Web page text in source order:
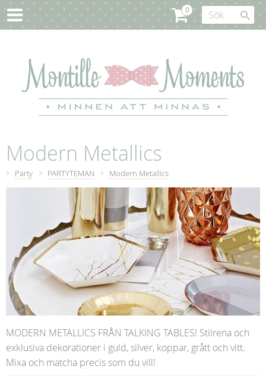
Modern Metallics
Party PARTYTEMAN Modern Metallics
MODERN METALLICS FRÅN TALKING TABLES! Stilrena och
exklusiva dekorationer i guld, silver, koppar, grått och vitt.
Mixa och matcha precis som du vill!